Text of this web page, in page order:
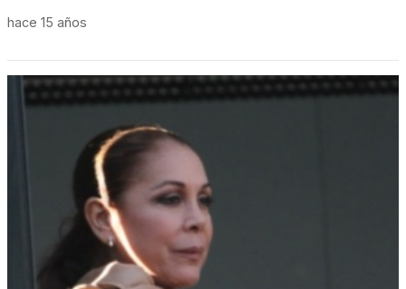
hace 15 años